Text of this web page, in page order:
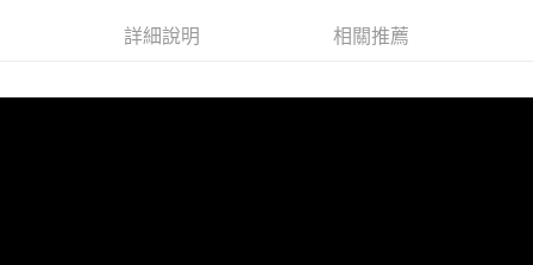
詳細說明 相關推薦